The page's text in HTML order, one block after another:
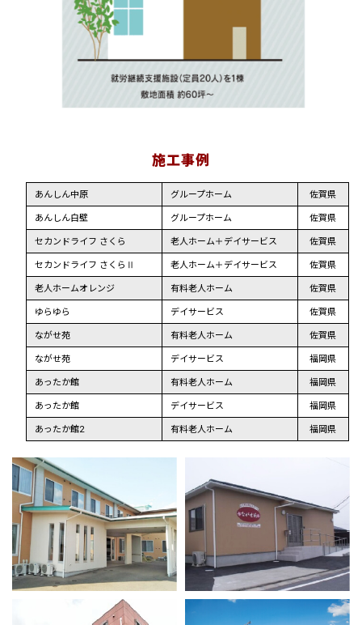
施工事例
あんしん中原 グループホーム 佐賀県
あんしん白壁 グループホーム 佐賀県
セカンドライフ さくら 老人ホーム＋デイサービス 佐賀県
セカンドライフ さくらⅡ 老人ホーム＋デイサービス 佐賀県
老人ホームオレンジ 有料老人ホーム 佐賀県
ゆらゆら デイサービス 佐賀県
ながせ苑 有料老人ホーム 佐賀県
ながせ苑 デイサービス 福岡県
あったか館 有料老人ホーム 福岡県
あったか館 デイサービス 福岡県
あったか館2 有料老人ホーム 福岡県